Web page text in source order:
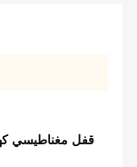
قفل مغناطيسي